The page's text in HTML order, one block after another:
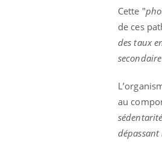
Cette "
de ces
des taux
au